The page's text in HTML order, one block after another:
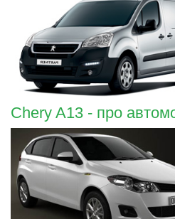
Chery A13 - про